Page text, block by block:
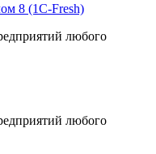
8 (1С-Fresh)
любого
любого